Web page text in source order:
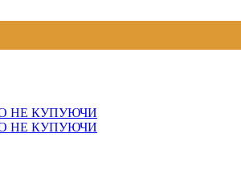
НЕ КУПУЮЧИ
НЕ КУПУЮЧИ